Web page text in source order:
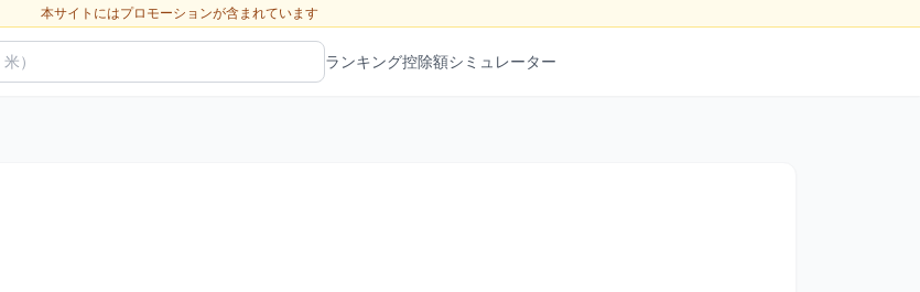
本サイトにはプロモーションが含まれています
ランキング控除額シミュレーター